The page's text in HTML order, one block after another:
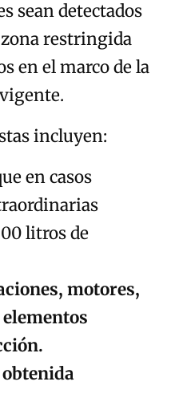
sean detectados
restringida
en el marco de la
incluyen:
en casos
litros de
motores,
obtenida